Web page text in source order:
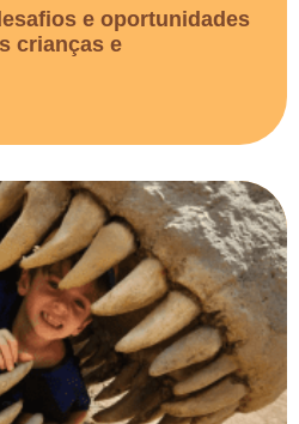
e oportunidades
crianças e